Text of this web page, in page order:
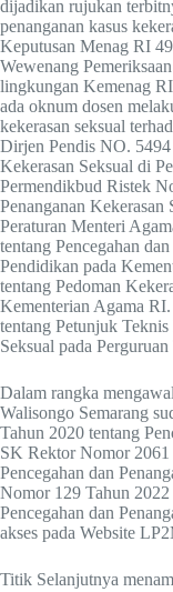
dijadikan rujukan
penanganan kasus
Keputusan Menag RI
Wewenang
lingkungan Kemenag
ada oknum dosen
kekerasan seksual
Dirjen Pendis NO. 5494
Kekerasan Seksual di
Permendikbud Ristek
Penanganan
Peraturan Menteri
tentang Pencegahan
Pendidikan pada
tentang Pedoman
Kementerian Agama
tentang Petunjuk Teknis
Seksual pada
Dalam rangka
Walisongo Semarang
Tahun 2020 tentang
SK Rektor Nomor 2061
Pencegahan dan
Nomor 129 Tahun 2022
Pencegahan dan
akses pada Website
Titik Selanjutnya